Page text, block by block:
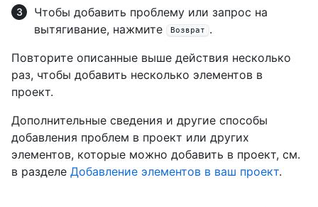
Чтобы добавить проблему или запрос на
вытягивание, нажмите
Возврат
.
Повторите описанные выше действия несколько
раз, чтобы добавить несколько элементов в
проект.
Дополнительные сведения и другие способы
добавления проблем в проект или других
элементов, которые можно добавить в проект, см.
в разделе Добавление элементов в ваш проект.